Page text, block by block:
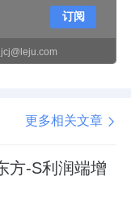
ljcj@leju.com
订阅
更多相关文章
方-S利润端增